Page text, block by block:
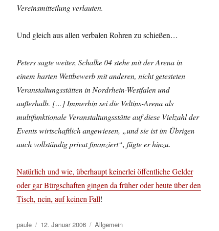
Vereinsmitteilung verlauten.
Und gleich aus allen verbalen Rohren zu schießen…
Peters sagte weiter, Schalke 04 stehe mit der Arena in
einem harten Wettbewerb mit anderen, nicht getesteten
Veranstaltungsstätten in Nordrhein-Westfalen und
außerhalb. […] Immerhin sei die Veltins-Arena als
multifunktionale Veranstaltungsstätte auf diese Vielzahl der
Events wirtschaftlich angewiesen, „und sie ist im Übrigen
auch vollständig privat finanziert“, fügte er hinzu.
Natürlich und wie, überhaupt keinerlei öffentliche Gelder
oder gar Bürgschaften gingen da früher oder heute über den
Tisch, nein, auf keinen Fall!
Autor
paule
Veröffentlicht
12. Januar 2006 Kategorien
Allgemein